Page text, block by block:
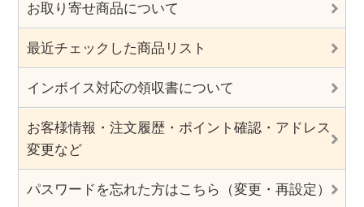
お取り寄せ商品について
最近チェックした商品リスト
インボイス対応の領収書について
お客様情報・注文履歴・ポイント確認・アドレス
変更など
パスワードを忘れた方はこちら（変更・再設定）